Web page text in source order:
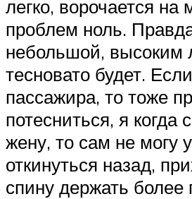
легко, ворочается на
проблем ноль.
небольшой, высоким
тесновато будет.
пассажира, то тоже
потесниться, я когда
жену, то сам не могу
откинуться назад,
спину держать более